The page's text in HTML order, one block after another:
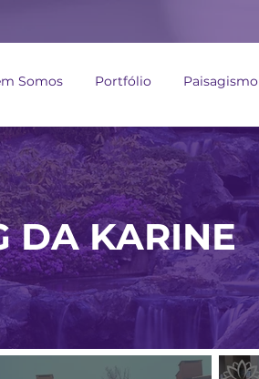
Somos Portfólio Paisagismo
DA KARINE